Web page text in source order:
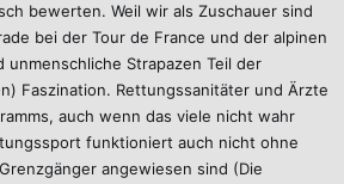
bewerten. Weil wir als Zuschauer sind
bei der Tour de France und der alpinen
Strapazen Teil der
Faszination. Rettungssanitäter und Ärzte
auch wenn das viele nicht wahr
funktioniert auch nicht ohne
angewiesen sind (Die